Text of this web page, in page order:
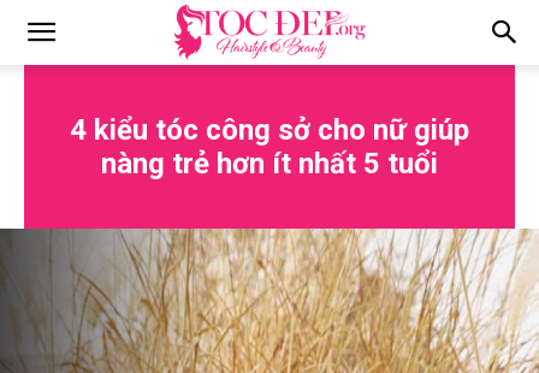
4 kiểu tóc công sở cho nữ giúp
nàng trẻ hơn ít nhất 5 tuổi